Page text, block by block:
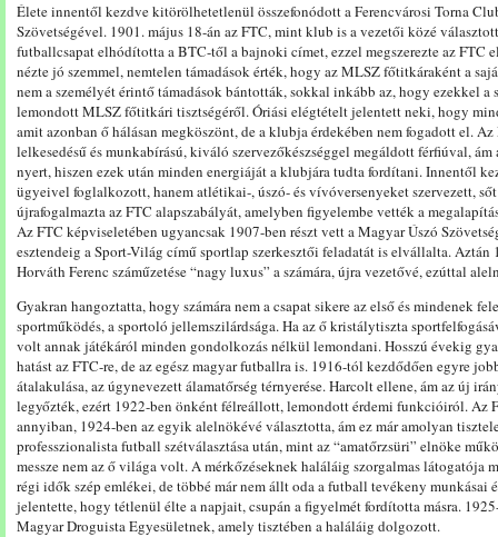
Élete innentől kezdve kitörölhetetlenül összefonódott a Ferencvárosi Torna
Szövetségével. 1901. május 18-án az FTC, mint klub is a vezetői közé
futballcsapat elhódította a BTC-től a bajnoki címet, ezzel megszerezte az FTC
nézte jó szemmel, nemtelen támadások érték, hogy az MLSZ főtitkáraként a
nem a személyét érintő támadások bántották, sokkal inkább az, hogy ezekkel
lemondott MLSZ főtitkári tisztségéről. Óriási elégtételt jelentett neki, hogy
amit azonban ő hálásan megköszönt, de a klubja érdekében nem fogadott el.
lelkesedésű és munkabírású, kiváló szervezőkészséggel megáldott férfiúval,
nyert, hiszen ezek után minden energiáját a klubjára tudta fordítani. Innentől
ügyeivel foglalkozott, hanem atlétikai-, úszó- és vívóversenyeket szervezett,
újrafogalmazta az FTC alapszabályát, amelyben figyelembe vették a
Az FTC képviseletében ugyancsak 1907-ben részt vett a Magyar Úszó
esztendeig a Sport-Világ című sportlap szerkesztői feladatát is elvállalta.
Horváth Ferenc száműzetése “nagy luxus” a számára, újra vezetővé, ezúttal
Gyakran hangoztatta, hogy számára nem a csapat sikere az első és mindenek
sportműködés, a sportoló jellemszilárdsága. Ha az ő kristálytiszta
volt annak játékáról minden gondolkozás nélkül lemondani. Hosszú évekig
hatást az FTC-re, de az egész magyar futballra is. 1916-tól kezdődően egyre
átalakulása, az úgynevezett álamatőrség térnyerése. Harcolt ellene, ám az új
legyőzték, ezért 1922-ben önként félreállott, lemondott érdemi funkcióiról. Az
annyiban, 1924-ben az egyik alelnökévé választotta, ám ez már amolyan
professzionalista futball szétválasztása után, mint az “amatőrzsüri” elnöke
messze nem az ő világa volt. A mérkőzéseknek haláláig szorgalmas látogatója
régi idők szép emlékei, de többé már nem állt oda a futball tevékeny munkásai
jelentette, hogy tétlenül élte a napjait, csupán a figyelmét fordította másra.
Magyar Droguista Egyesületnek, amely tisztében a haláláig dolgozott.